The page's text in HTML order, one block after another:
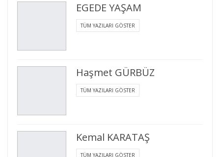
EGEDE YAŞAM
TÜM YAZILARI GÖSTER
Haşmet GÜRBÜZ
TÜM YAZILARI GÖSTER
Kemal KARATAŞ
TÜM YAZILARI GÖSTER